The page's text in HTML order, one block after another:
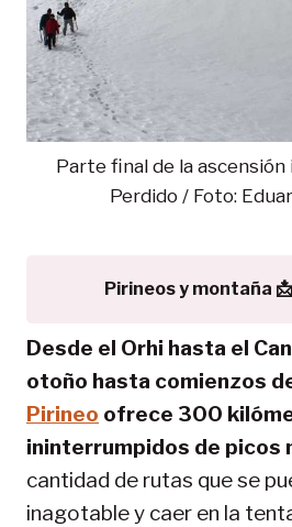
Parte final de la
Perdido / Foto:
Pirineos y montaña 📩
Desde el Orhi hasta el
otoño hasta comienzos
Pirineo ofrece 300
ininterrumpidos de picos
cantidad de rutas que se
inagotable y caer en la